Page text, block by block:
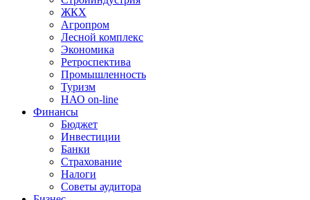
ЖКХ
Агропром
Лесной комплекс
Экономика
Ретроспектива
Промышленность
Туризм
НАО on-line
Финансы
Бюджет
Инвестиции
Банки
Страхование
Налоги
Советы аудитора